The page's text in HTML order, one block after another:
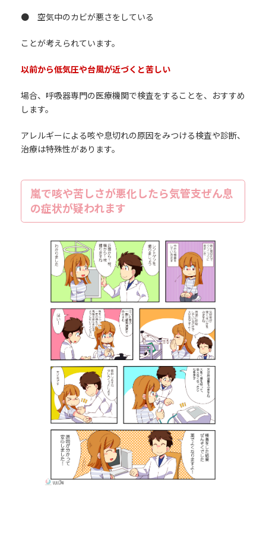
● 空気中のカビが悪さをしている
ことが考えられています。
以前から低気圧や台風が近づくと苦しい
場合、呼吸器専門の医療機関で検査をすることを、おすすめ
します。
アレルギーによる咳や息切れの原因をみつける検査や診断、
治療は特殊性があります。
嵐で咳や苦しさが悪化したら気管支ぜん息
の症状が疑われます